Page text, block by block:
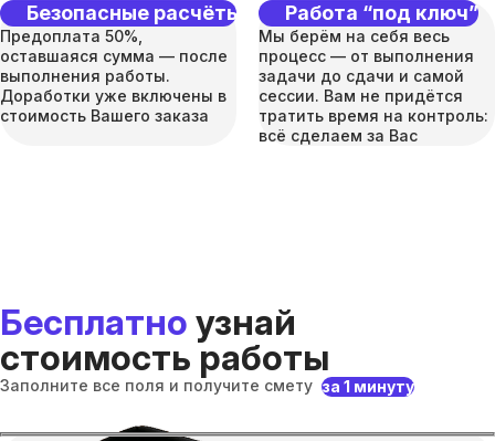
Безопасные расчёты
Предоплата 50%,
оставшаяся сумма — после
выполнения работы.
Доработки уже включены в
стоимость Вашего заказа
Работа “под ключ”
Мы берём на себя весь
процесс — от выполнения
задачи до сдачи и самой
сессии. Вам не придётся
тратить время на контроль:
всё сделаем за Вас
Бесплатно узнай
стоимость работы
Заполните все поля и получите смету за 1 минуту